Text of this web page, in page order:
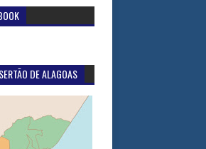
DE ALAGOAS